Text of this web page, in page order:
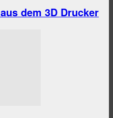
dem 3D Drucker